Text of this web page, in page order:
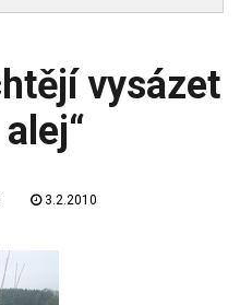
vysázet
3.2.2010